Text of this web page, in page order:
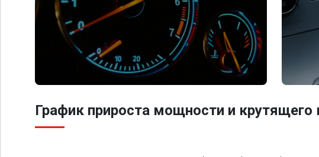
График прироста мощности и